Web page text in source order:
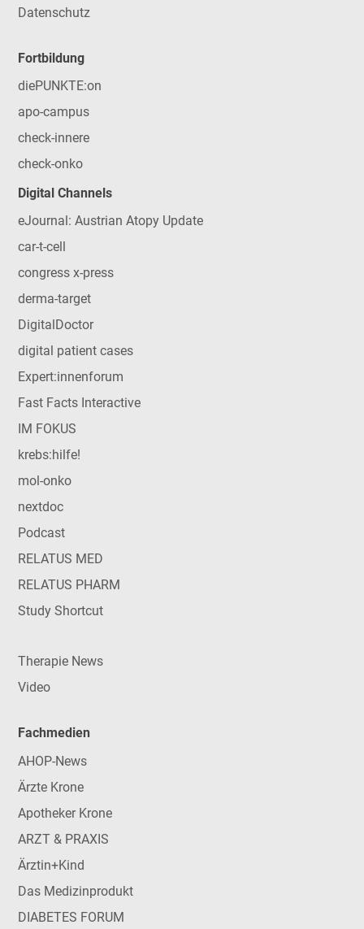
Datenschutz
Fortbildung
diePUNKTE:on
apo-campus
check-innere
check-onko
Digital Channels
eJournal: Austrian Atopy Update
car-t-cell
congress x-press
derma-target
DigitalDoctor
digital patient cases
Expert:innenforum
Fast Facts Interactive
IM FOKUS
krebs:hilfe!
mol-onko
nextdoc
Podcast
RELATUS MED
RELATUS PHARM
Study Shortcut
Therapie News
Video
Fachmedien
AHOP-News
Ärzte Krone
Apotheker Krone
ARZT & PRAXIS
Ärztin+Kind
Das Medizinprodukt
DIABETES FORUM